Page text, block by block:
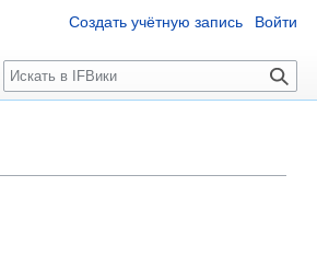
Создать учётную запись Войти
П
о
к